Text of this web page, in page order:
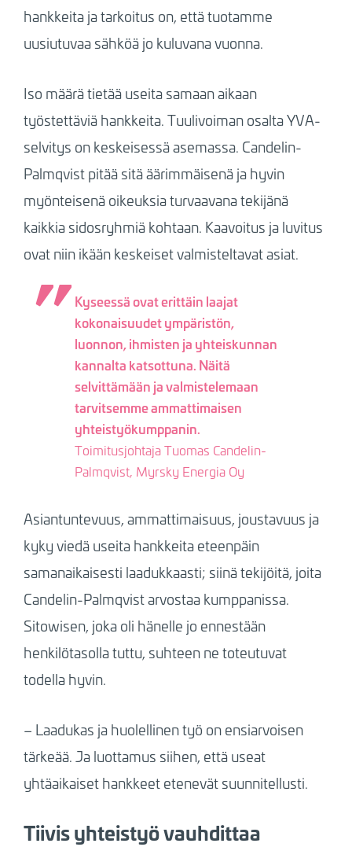
hankkeita ja tarkoitus on, että tuotamme
uusiutuvaa sähköä jo kuluvana vuonna.
Iso määrä tietää useita samaan aikaan
työstettäviä hankkeita. Tuulivoiman osalta YVA-
selvitys on keskeisessä asemassa. Candelin-
Palmqvist pitää sitä äärimmäisenä ja hyvin
myönteisenä oikeuksia turvaavana tekijänä
kaikkia sidosryhmiä kohtaan. Kaavoitus ja luvitus
ovat niin ikään keskeiset valmisteltavat asiat.
Kyseessä ovat erittäin laajat
kokonaisuudet ympäristön,
luonnon, ihmisten ja yhteiskunnan
kannalta katsottuna. Näitä
selvittämään ja valmistelemaan
tarvitsemme ammattimaisen
yhteistyökumppanin.
Toimitusjohtaja Tuomas Candelin-
Palmqvist, Myrsky Energia Oy
Asiantuntevuus, ammattimaisuus, joustavuus ja
kyky viedä useita hankkeita eteenpäin
samanaikaisesti laadukkaasti; siinä tekijöitä, joita
Candelin-Palmqvist arvostaa kumppanissa.
Sitowisen, joka oli hänelle jo ennestään
henkilötasolla tuttu, suhteen ne toteutuvat
todella hyvin.
– Laadukas ja huolellinen työ on ensiarvoisen
tärkeää. Ja luottamus siihen, että useat
yhtäaikaiset hankkeet etenevät suunnitellusti.
Tiivis yhteistyö vauhdittaa